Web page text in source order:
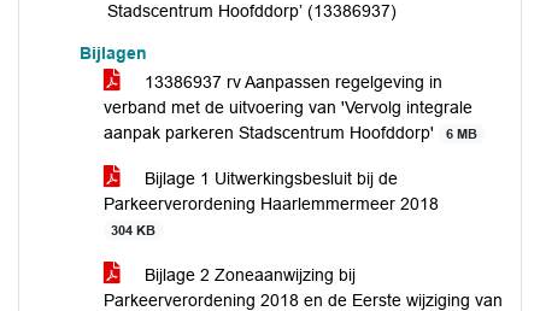
Stadscentrum Hoofddorp’ (13386937)
Bijlagen
13386937 rv Aanpassen regelgeving in
verband met de uitvoering van 'Vervolg integrale
aanpak parkeren Stadscentrum Hoofddorp'
6 MB
Bijlage 1 Uitwerkingsbesluit bij de
Parkeerverordening Haarlemmermeer 2018
304 KB
Bijlage 2 Zoneaanwijzing bij
Parkeerverordening 2018 en de Eerste wijziging van